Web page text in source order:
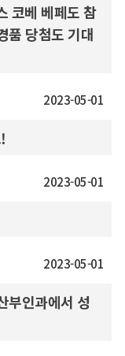
코베 베페도 참
품 당첨도 기대
2023-05-01
2023-05-01
2023-05-01
부인과에서 성